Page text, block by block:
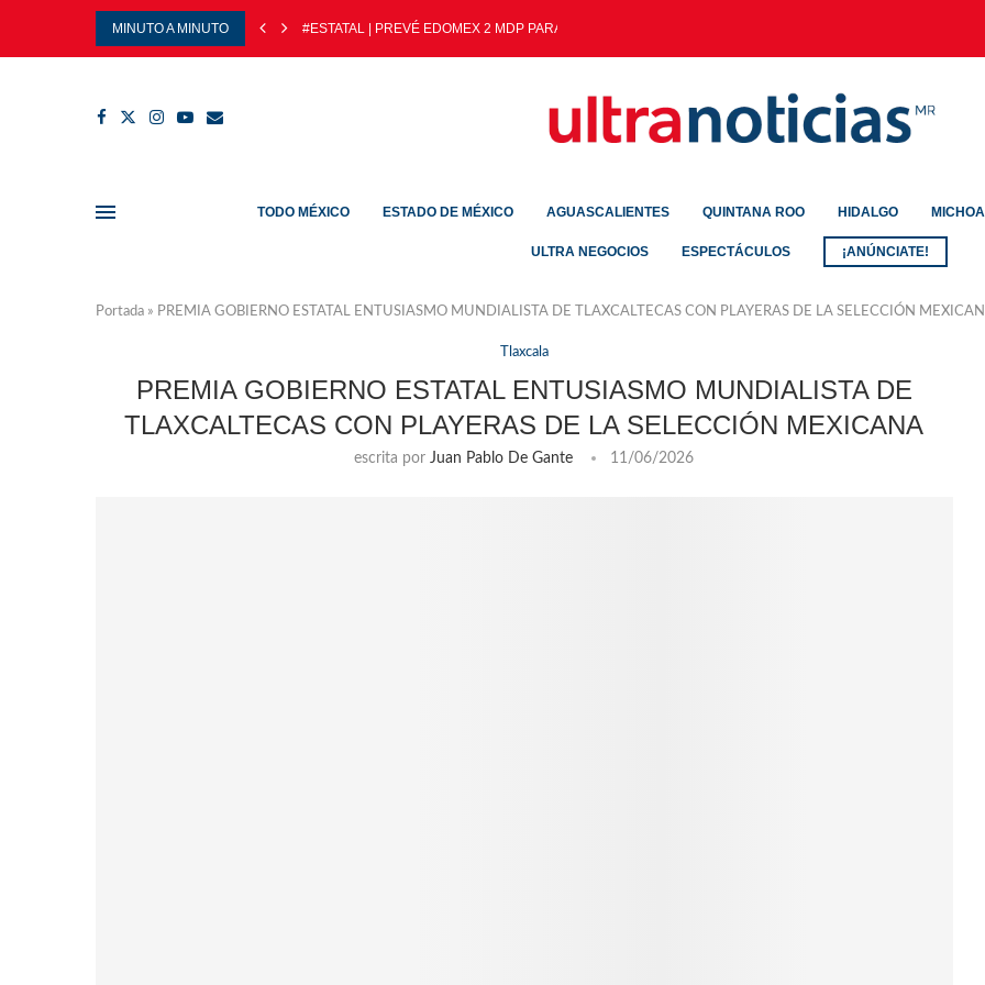
MINUTO A MINUTO #ESTATAL | PREVÉ EDOMEX 2 MDP PARA MODERNIZACIÓN...
TODO MÉXICO ESTADO DE MÉXICO AGUASCALIENTES QUINTANA ROO HIDALGO
ULTRA NEGOCIOS ESPECTÁCULOS ¡ANÚNCIATE!
Portada » PREMIA GOBIERNO ESTATAL ENTUSIASMO MUNDIALISTA DE TLAXCALTECAS CON PLAYERAS DE LA SELECCIÓN
Tlaxcala
PREMIA GOBIERNO ESTATAL ENTUSIASMO MUNDIALISTA DE
TLAXCALTECAS CON PLAYERAS DE LA SELECCIÓN MEXICANA
escrita porJuan Pablo De Gante 11/06/2026